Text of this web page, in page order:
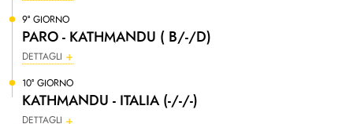
9° GIORNO
PARO - KATHMANDU ( B/-/D)
DETTAGLI
10° GIORNO
KATHMANDU - ITALIA (-/-/-)
DETTAGLI